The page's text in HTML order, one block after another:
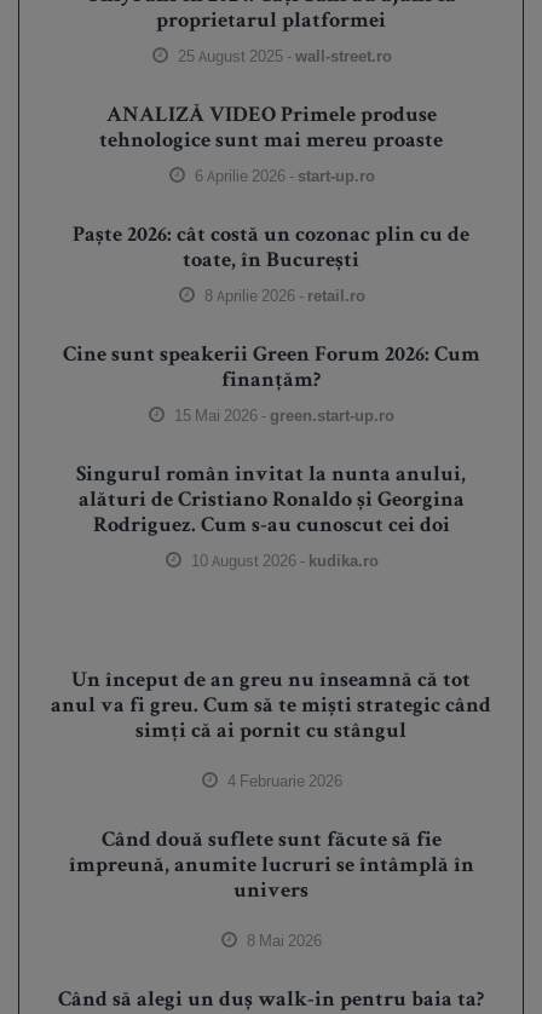
proprietarul platformei
25 August 2025 -wall-street.ro
ANALIZĂ VIDEO Primele produse
tehnologice sunt mai mereu proaste
6 Aprilie 2026 - start-up.ro
Paște 2026: cât costă un cozonac plin cu de
toate, în București
8 Aprilie 2026 - retail.ro
Cine sunt speakerii Green Forum 2026: Cum
finanțăm?
15 Mai 2026 - green.start-up.ro
Singurul român invitat la nunta anului,
alături de Cristiano Ronaldo și Georgina
Rodriguez. Cum s-au cunoscut cei doi
10 August 2026 - kudika.ro
Un început de an greu nu înseamnă că tot
anul va fi greu. Cum să te miști strategic când
simți că ai pornit cu stângul
4 Februarie 2026
Când două suflete sunt făcute să fie
împreună, anumite lucruri se întâmplă în
univers
8 Mai 2026
Când să alegi un duș walk-in pentru baia ta?